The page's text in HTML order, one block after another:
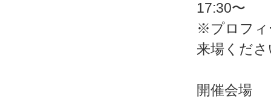
17:30〜
※プロフィ
来場くだ
開催会場